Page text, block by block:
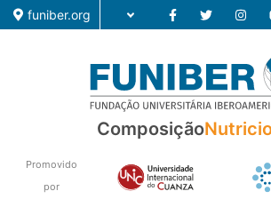
funiber.org
Pesquisa
Composição
Promovido
por